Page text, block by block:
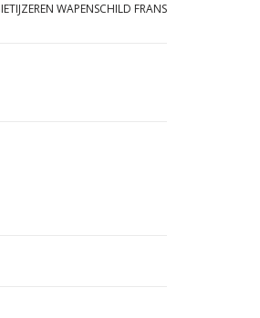
WAPENSCHILD FRANS